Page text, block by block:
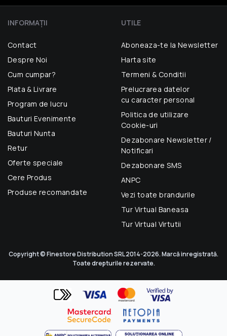
INFORMAŢII
Contact
Despre Noi
Cum cumpar?
Plata & Livrare
Program de lucru
Bauturi Evenimente
Bauturi Nunta
Retur
Oferte speciale
Cere Produs
Produse recomandate
UTILE
Aboneaza-te la Newsletter
Harta site
Termeni & Conditii
Prelucrarea datelor
cu caracter personal
Politica de utilizare
Cookie-uri
Dezabonare Newsletter /
Notificari
Dezabonare SMS
ANPC
Vezi toate brandurile
Tur Virtual Baneasa
Tur Virtual Virtutii
Copyright © Finestore Distribution SRL 2014-2026. Marcă inregistrată.
Toate drepturile rezervate.